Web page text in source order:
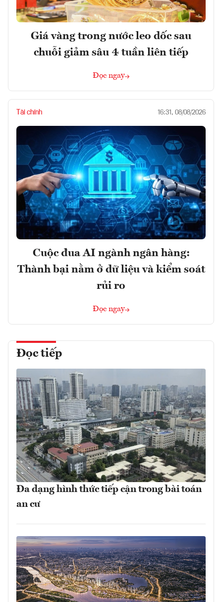
Giá vàng trong nước leo dốc sau
chuỗi giảm sâu 4 tuần liên tiếp
Đọc ngay
Tài chính 16:31, 08/08/2026
Cuộc đua AI ngành ngân hàng:
Thành bại nằm ở dữ liệu và kiểm soát
rủi ro
Đọc ngay
Đọc tiếp
Đa dạng hình thức tiếp cận trong bài toán
an cư